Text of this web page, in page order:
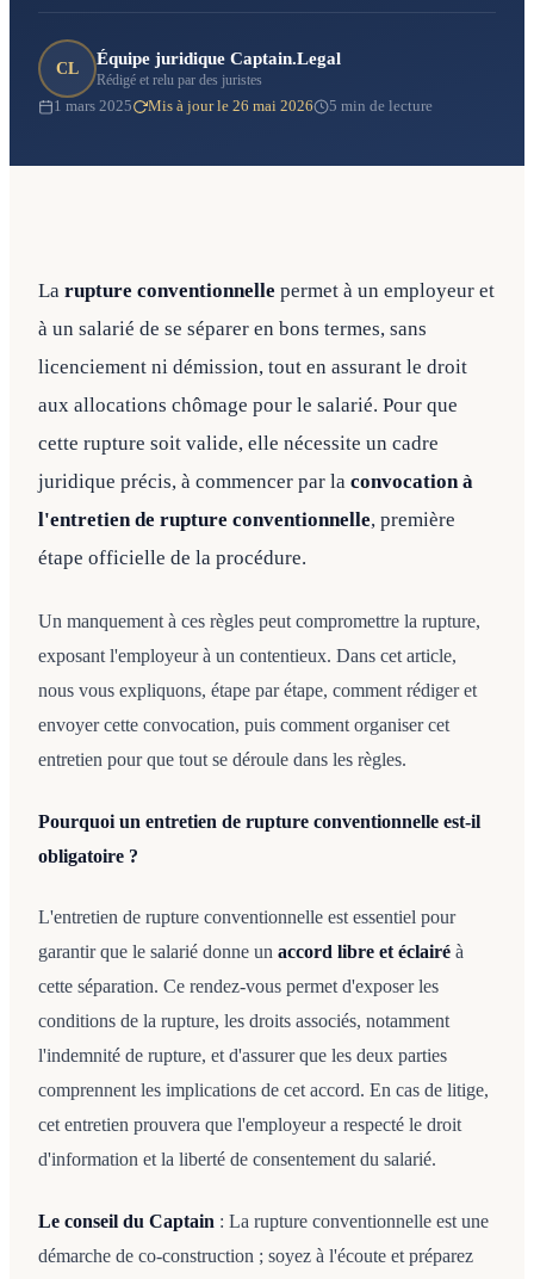
CL
Équipe juridique Captain.Legal
Rédigé et relu par des juristes
1 mars 2025
Mis à jour le 26 mai 2026 5 min de lecture
La rupture conventionnelle permet à un employeur et
à un salarié de se séparer en bons termes, sans
licenciement ni démission, tout en assurant le droit
aux allocations chômage pour le salarié. Pour que
cette rupture soit valide, elle nécessite un cadre
juridique précis, à commencer par la convocation à
l'entretien de rupture conventionnelle, première
étape officielle de la procédure.
Un manquement à ces règles peut compromettre la rupture,
exposant l'employeur à un contentieux. Dans cet article,
nous vous expliquons, étape par étape, comment rédiger et
envoyer cette convocation, puis comment organiser cet
entretien pour que tout se déroule dans les règles.
Pourquoi un entretien de rupture conventionnelle est-il
obligatoire ?
L'entretien de rupture conventionnelle est essentiel pour
garantir que le salarié donne un accord libre et éclairé à
cette séparation. Ce rendez-vous permet d'exposer les
conditions de la rupture, les droits associés, notamment
l'indemnité de rupture, et d'assurer que les deux parties
comprennent les implications de cet accord. En cas de litige,
cet entretien prouvera que l'employeur a respecté le droit
d'information et la liberté de consentement du salarié.
Le conseil du Captain : La rupture conventionnelle est une
démarche de co-construction ; soyez à l'écoute et préparez